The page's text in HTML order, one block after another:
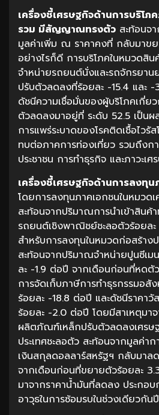
เครื่องชี้เศรษฐกิจด้านการบริโภ
รวม มีสัญญาณทรงตัว สะท้อนจ
มูลค่าเพิ่ม ณ ราคาคงที่ กลับมาข
อย่างไรก็ดี การบริโภคในหมวดสิ
จำหน่ายรถยนต์นั่งและรถจักรยาน
ปรับตัวลดลงที่ร้อยละ -15.4 และ
ดัชนีความเชื่อมั่นของผู้บริโภคเกี่ย
ตัวลดลงมาอยู่ที่ ระดับ 52.5 เป็น
การแพร่ระบาดของโรคติดเชื้อไวรั
ทบต่อภาคการท่องเที่ยว รวมถึงก
ประชาชน การทำธุรกิจ และภาวะเ
เครื่องชี้เศรษฐกิจด้านการลงทุ
โดยการลงทุนภาคเอกชนในหมวด
สะท้อนจากปริมาณการนำเข้าสินค้
รถยนต์เชิงพาณิชย์ชะลอตัวร้อยละ
สำหรับการลงทุนในหมวดก่อสร้าง
สะท้อนจากปริมาณจำหน่ายปูนซีเ
ละ -1.9 ต่อปี จากเดือนก่อนที่หด
การจัดเก็บภาษีการทำธุรกรรมอสั
ร้อยละ -18.8 ต่อปี และดัชนีราคา
ร้อยละ -2.0 ต่อปี โดยมีสาเหตุมาจ
ผลิตภัณฑ์เหล็กปรับตัวลดลงเศรษ
ประเทศชะลอตัว สะท้อนจากมูลค่า
เงินสกุลดอลลาร์สหรัฐฯ กลับมาล
จากเดือนก่อนที่ขยายตัวร้อยละ
มาจากราคาน้ำมันที่ลดลง ประกอ
อาวุธในการซ้อมรบในช่วงเดียวกัน